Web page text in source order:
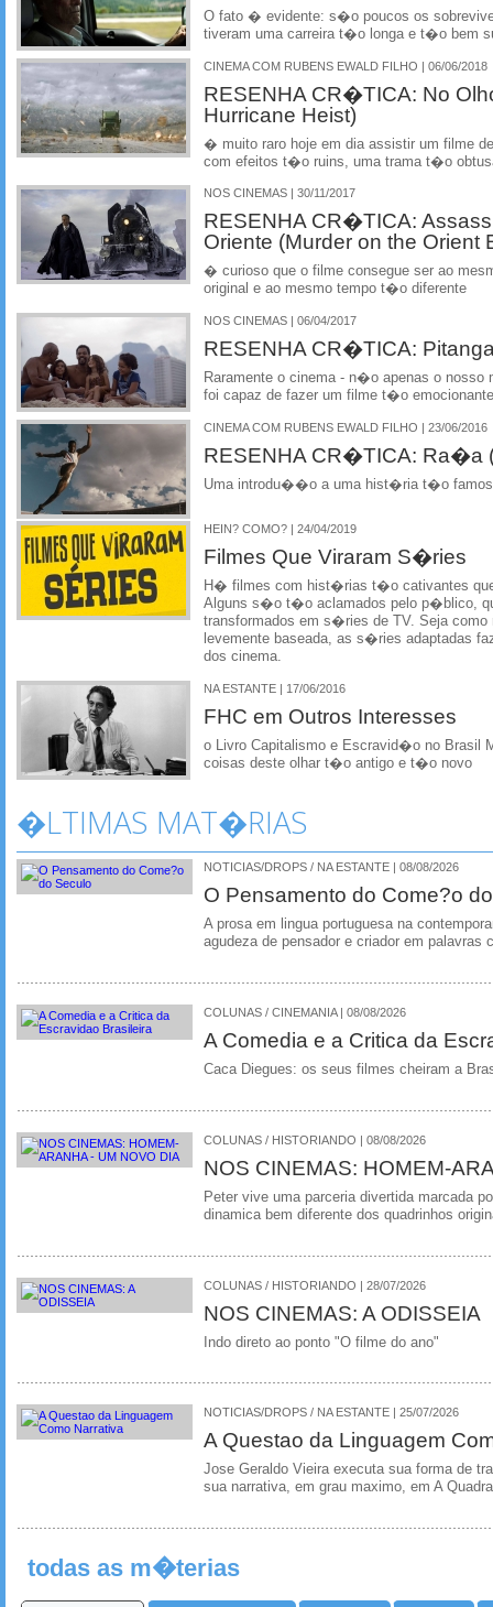
O fato � evidente: s�o poucos os
tiveram uma carreira t�o longa e t�o bem
CINEMA COM RUBENS EWALD FILHO | 06/06/2018
RESENHA CR�TICA: No
Hurricane Heist)
� muito raro hoje em dia assistir um filme
com efeitos t�o ruins, uma trama t�o
NOS CINEMAS | 30/11/2017
RESENHA CR�TICA:
Oriente (Murder on the Orient
� curioso que o filme consegue ser ao
original e ao mesmo tempo t�o diferente
NOS CINEMAS | 06/04/2017
RESENHA CR�TICA:
Raramente o cinema - n�o apenas o nosso
foi capaz de fazer um filme t�o
CINEMA COM RUBENS EWALD FILHO | 23/06/2016
RESENHA CR�TICA: Ra�a
Uma introdu��o a uma hist�ria t�o
HEIN? COMO? | 24/04/2019
Filmes Que Viraram S�ries
H� filmes com hist�rias t�o cativantes
Alguns s�o t�o aclamados pelo p�blico,
transformados em s�ries de TV. Seja
levemente baseada, as s�ries adaptadas
dos cinema.
NA ESTANTE | 17/06/2016
FHC em Outros Interesses
o Livro Capitalismo e Escravid�o no Brasil
coisas deste olhar t�o antigo e t�o novo
�LTIMAS MAT�RIAS
NOTICIAS/DROPS / NA ESTANTE | 08/08/2026
O Pensamento do Come?o
A prosa em lingua portuguesa na
agudeza de pensador e criador em palavras
COLUNAS / CINEMANIA | 08/08/2026
A Comedia e a Critica da
Caca Diegues: os seus filmes cheiram a
COLUNAS / HISTORIANDO | 08/08/2026
NOS CINEMAS: HOMEM-
Peter vive uma parceria divertida marcada
dinamica bem diferente dos quadrinhos
COLUNAS / HISTORIANDO | 28/07/2026
NOS CINEMAS: A ODISSEIA
Indo direto ao ponto "O filme do ano"
NOTICIAS/DROPS / NA ESTANTE | 25/07/2026
A Questao da Linguagem
Jose Geraldo Vieira executa sua forma de
sua narrativa, em grau maximo, em A
todas as m�terias